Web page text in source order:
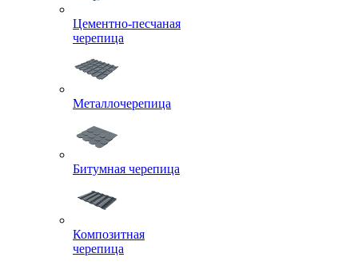
Цементно-песчаная
черепица
Металлочерепица
Битумная черепица
Композитная
черепица